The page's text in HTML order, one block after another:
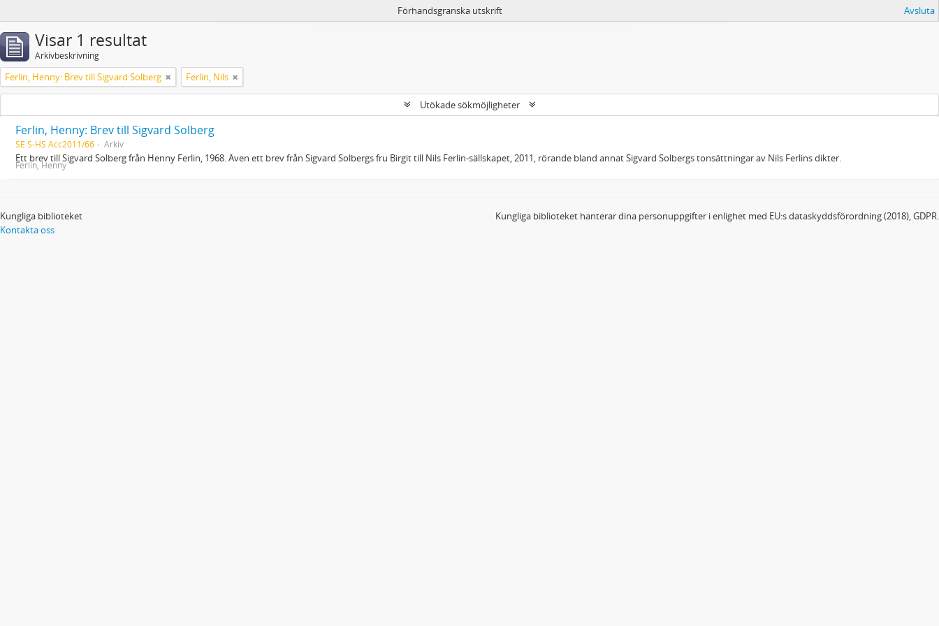
Förhandsgranska utskrift Avsluta
Visar 1 resultat
Arkivbeskrivning
Ferlin, Henny: Brev till Sigvard Solberg Ferlin, Nils
Utökade sökmöjligheter
Ferlin, Henny: Brev till Sigvard Solberg
SE S-HS Acc2011/66 Arkiv
Ett brev till Sigvard Solberg från Henny Ferlin, 1968. Även ett brev från Sigvard Solbergs fru Birgit till Nils Ferlin-sällskapet, 2011, rörande bland annat Sigvard Solbergs tonsättningar av Nils Ferlins dikter.
Ferlin, Henny
Kungliga biblioteket
Kontakta oss
Kungliga biblioteket hanterar dina personuppgifter i enlighet med EU:s dataskyddsförordning (2018), GDPR.